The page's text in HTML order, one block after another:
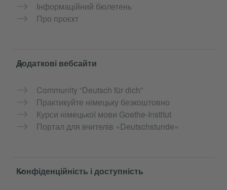
Інформаційний бюлетень
Про проєкт
Додаткові вебсайти
Community “Deutsch für dich”
Практикуйте німецьку безкоштовно
Курси німецької мови Goethe-Institut
Портал для вчителів «Deutschstunde»
Конфіденційність і доступність